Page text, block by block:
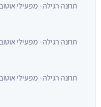
תחנה רגילה · מפעילי אוטובוסים
תחנה רגילה · מפעילי אוטובוסים
תחנה רגילה · מפעילי אוטובוסים